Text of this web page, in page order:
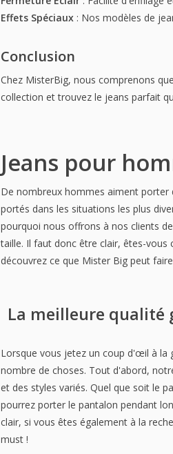
Effets Spéciaux : Nos modèles de
Conclusion
Chez MisterBig, nous comprenons
collection et trouvez le jeans parfait
Jeans pour
De nombreux hommes aiment porter
portés dans les situations les plus
pourquoi nous offrons à nos clients
taille. Il faut donc être clair, êtes-vous
découvrez ce que Mister Big peut
La meilleure qualité
Lorsque vous jetez un coup d'œil à la
nombre de choses. Tout d'abord,
et des styles variés. Quel que soit le
pourrez porter le pantalon pendant
clair, si vous êtes également à la
must !